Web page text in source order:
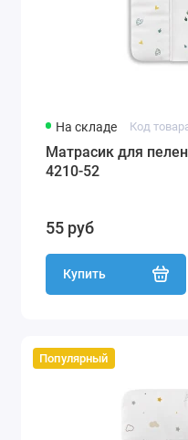
На складе Код
Матрасик для
4210-52
55 руб
Купить
Популярный